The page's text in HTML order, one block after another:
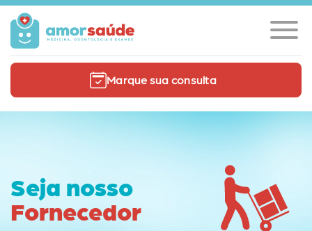
Marque sua consulta
Seja nosso
Fornecedor